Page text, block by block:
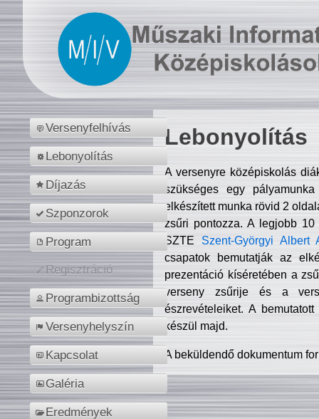
Versenyfelhívás
Lebonyolítás
Díjazás
Szponzorok
Program
Regisztráció
Programbizottság
Versenyhelyszín
Kapcsolat
Galéria
Eredmények
Lebonyolítás
A versenyre középiskolás
szükséges egy
elkészített munka rövid 2
zsűri pontozza. A legjobb
SZTE Szent-Györgyi Albert
csapatok bemutatják az
prezentáció kíséretében a
verseny zsűrije és a
észrevételeiket. A
készül majd.
A beküldendő dokumentum